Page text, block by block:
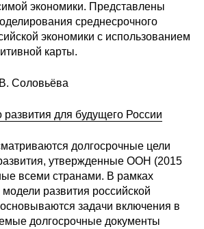
этика
требования
оформления
семинар
экономики. Представлены
среднесрочного
экономики с использованием
карты.
Соловьёва
развития для будущего России
долгосрочные цели
утвержденные ООН (2015
всеми странами. В рамках
развития российской
задачи включения в
долгосрочные документы